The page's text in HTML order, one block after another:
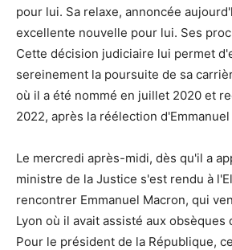
pour lui. Sa relaxe, annoncée
excellente nouvelle pour lui. Ses
Cette décision judiciaire lui permet
sereinement la poursuite de sa
où il a été nommé en juillet 2020 et
2022, après la réélection
Le mercredi après-midi, dès qu'il a
ministre de la Justice s'est rendu à
rencontrer Emmanuel Macron, qui
Lyon où il avait assisté aux obsèques
Pour le président de la République,